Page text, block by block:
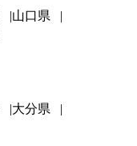
山口県
大分県